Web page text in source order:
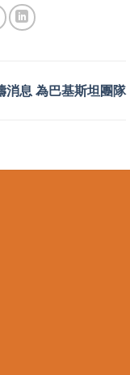
消息 為巴基斯坦團隊